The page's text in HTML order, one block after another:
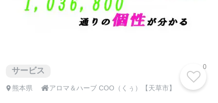
サービス
熊本県 アロマ＆ハーブ COO（くぅ）【天草市】
0